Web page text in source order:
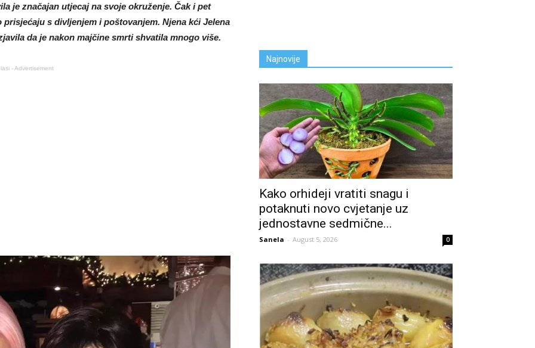
je značajan utjecaj na svoje okruženje. Čak i pet
s divljenjem i poštovanjem. Njena kći Jelena
da je nakon majčine smrti shvatila mnogo više.
- Advertisement
Najnovije
Kako orhideji vratiti snagu i
potaknuti novo cvjetanje uz
jednostavne sedmične...
Sanela - August 5, 2026 0